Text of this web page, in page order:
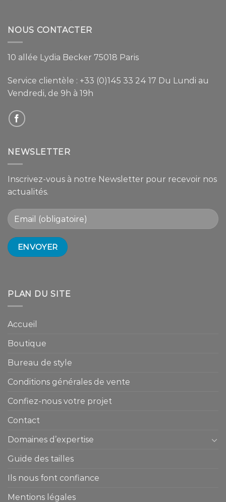
NOUS CONTACTER
10 allée Lydia Becker 75018 Paris
Service clientèle : +33 (0)145 33 24 17 Du Lundi au
Vendredi, de 9h à 19h
NEWSLETTER
Inscrivez-vous à notre Newsletter pour recevoir nos
actualités.
PLAN DU SITE
Accueil
Boutique
Bureau de style
Conditions générales de vente
Confiez-nous votre projet
Contact
Domaines d’expertise
Guide des tailles
Ils nous font confiance
Mentions légales